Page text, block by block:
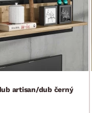
artisan/dub černý